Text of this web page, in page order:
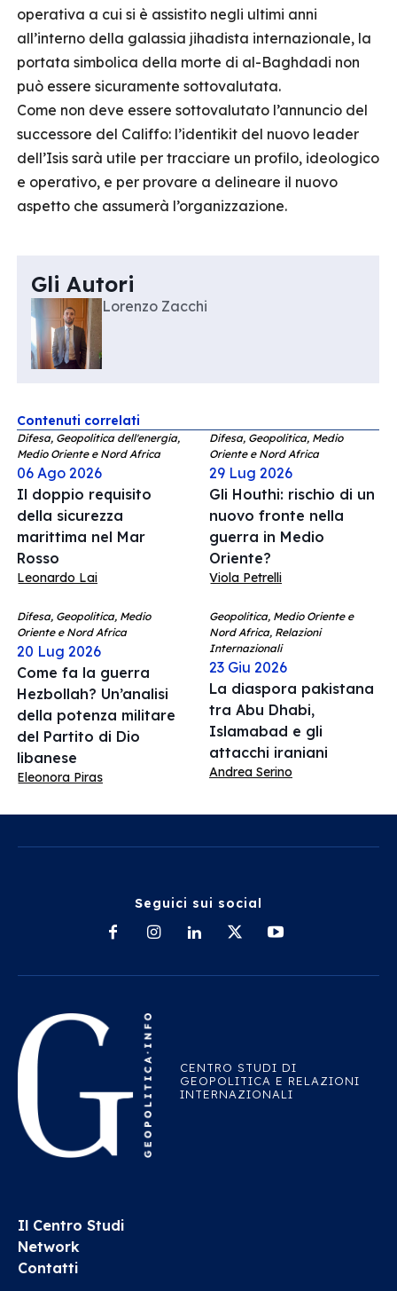
operativa a cui si è assistito negli ultimi anni
all’interno della galassia jihadista internazionale, la
portata simbolica della morte di al-Baghdadi non
può essere sicuramente sottovalutata.
Come non deve essere sottovalutato l’annuncio del
successore del Califfo: l’identikit del nuovo leader
dell’Isis sarà utile per tracciare un profilo, ideologico
e operativo, e per provare a delineare il nuovo
aspetto che assumerà l’organizzazione.
Gli Autori
Lorenzo Zacchi
Contenuti correlati
Difesa, Geopolitica dell'energia,
Medio Oriente e Nord Africa
06 Ago 2026
Il doppio requisito
della sicurezza
marittima nel Mar
Rosso
Leonardo Lai
Difesa, Geopolitica, Medio
Oriente e Nord Africa
29 Lug 2026
Gli Houthi: rischio di un
nuovo fronte nella
guerra in Medio
Oriente?
Viola Petrelli
Difesa, Geopolitica, Medio
Oriente e Nord Africa
20 Lug 2026
Come fa la guerra
Hezbollah? Un’analisi
della potenza militare
del Partito di Dio
libanese
Eleonora Piras
Geopolitica, Medio Oriente e
Nord Africa, Relazioni
Internazionali
23 Giu 2026
La diaspora pakistana
tra Abu Dhabi,
Islamabad e gli
attacchi iraniani
Andrea Serino
Seguici sui social
CENTRO STUDI DI
GEOPOLITICA E RELAZIONI
INTERNAZIONALI
Il Centro Studi
Network
Contatti